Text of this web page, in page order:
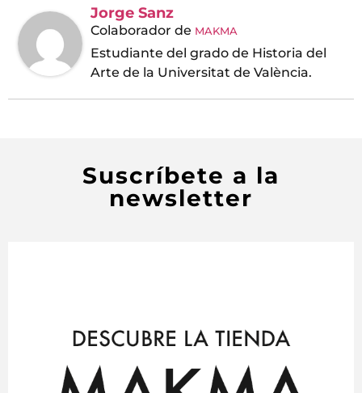
Jorge Sanz
Colaborador de MAKMA
Estudiante del grado de Historia del
Arte de la Universitat de València.
Suscríbete a la
newsletter